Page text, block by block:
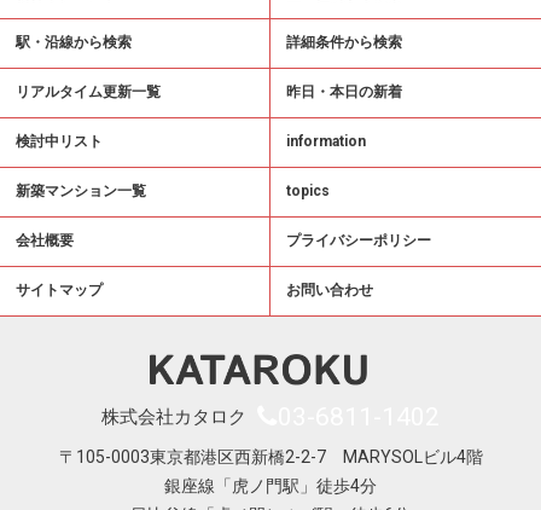
駅・沿線から検索 詳細条件から検索
リアルタイム更新一覧 昨日・本日の新着
検討中リスト information
新築マンション一覧 topics
会社概要 プライバシーポリシー
サイトマップ お問い合わせ
株式会社カタロク
〒105-0003東京都港区西新橋2-2-7 MARYSOLビル4階
銀座線「虎ノ門駅」徒歩4分